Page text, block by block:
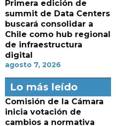
Primera edición de
summit de Data Centers
buscará consolidar a
Chile como hub regional
de infraestructura
digital
agosto 7, 2026
Lo más leído
Comisión de la Cámara
inicia votación de
cambios a normativa